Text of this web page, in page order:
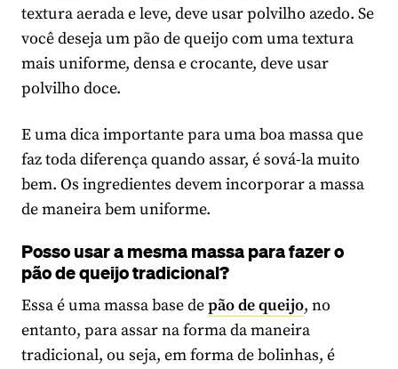
textura aerada e leve, deve usar polvilho azedo. Se
você deseja um pão de queijo com uma textura
mais uniforme, densa e crocante, deve usar
polvilho doce.
E uma dica importante para uma boa massa que
faz toda diferença quando assar, é sová-la muito
bem. Os ingredientes devem incorporar a massa
de maneira bem uniforme.
Posso usar a mesma massa para fazer o
pão de queijo tradicional?
Essa é uma massa base depão de queijo, no
entanto, para assar na forma da maneira
tradicional, ou seja, em forma de bolinhas, é